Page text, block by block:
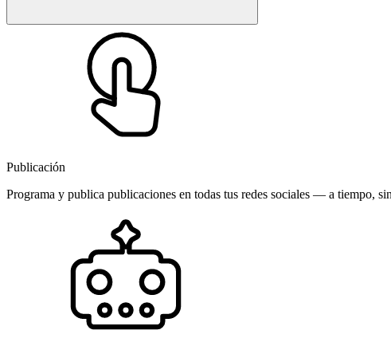
Publicación
Programa y publica publicaciones en todas tus redes sociales — a tiempo,